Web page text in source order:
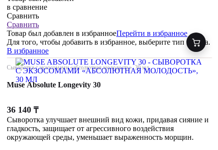
в сравнение
Сравнить
Сравнить
Товар был добавлен в избранноеПерейти в избранное
Для того, чтобы добавить в избранное, выберите тип товара.
В избранное
Сыворотка с экзосомами «абсолютная молодость», 30 мл
Muse Absolute Longevity 30
36 140 ₸
Сыворотка улучшает внешний вид кожи, придавая сияние и
гладкость, защищает от агрессивного воздействия
окружающей среды, уменьшает выраженность морщин.